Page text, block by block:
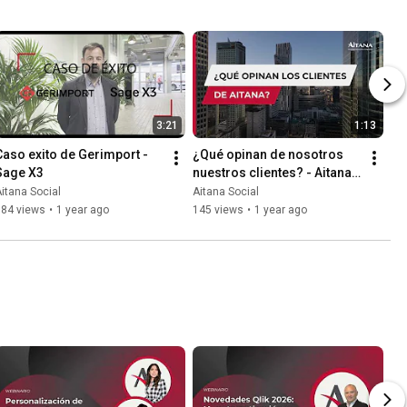
3:21
exito de Gerimport -
X3
Social
views • 1 year ago
1:13
¿Qué opinan de nosotros
nuestros clientes? - Aitana
Partner
Aitana Social
145 views • 1 year ago